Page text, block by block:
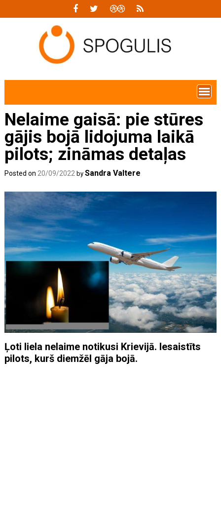
Nelaime gaisā: pie stūres
gājis bojā lidojuma laikā
pilots; zināmas detaļas
Posted on 20/09/2022 bySandra Valtere
Ļoti liela nelaime notikusi Krievijā. Iesaistīts
pilots, kurš diemžēl gāja bojā.